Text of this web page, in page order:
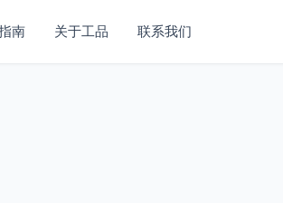
南 关于工品 联系我们